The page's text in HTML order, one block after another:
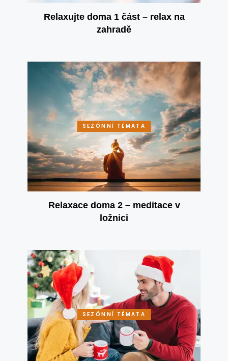
Relaxujte doma 1 část – relax na
zahradě
SEZÓNNÍ TÉMATA
Relaxace doma 2 – meditace v
ložnici
SEZÓNNÍ TÉMATA